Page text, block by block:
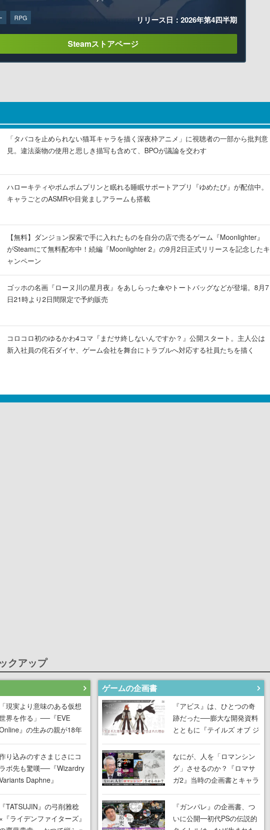
RPG リリース日：2026年第4四半期
Steamストアページ
「タバコを止められない猫耳キャラを描く深夜枠アニメ」に視聴者の一部から批判意
見。違法薬物の使用と思しき描写も含めて、BPOが議論を交わす
ハローキティやポムポムプリンと眠れる睡眠サポートアプリ『ゆめたび』が配信中。
キャラごとのASMRや目覚ましアラームも搭載
【無料】ダンジョン探索で手に入れたものを自分の店で売るゲーム『Moonlighter』
がSteamにて無料配布中！続編『Moonlighter 2』の9月2日正式リリースを記念したキ
ャンペーン
ゴッホの名画『ローヌ川の星月夜』をあしらった傘やトートバッグなどが登場。8月7
日21時より2日間限定で予約販売
コロコロ初のゆるかわ4コマ『まだサ終しないんですか？』公開スタート。主人公は
新入社員の侘石ダイヤ、ゲーム会社を舞台にトラブルへ対応する社員たちを描く
クアップ
「現実より意味のある仮想
界を作る」──『EVE
』の生みの親が18年
げ続ける”クレイジーな宣
言”は、比喩ではなく本気だ
った
り込みのすさまじさにコ
ラボ先も驚嘆──『Wizardry
Daphne』
『FFXI』コラボが期間限
定なのにジョブもキャラも
武器も戦闘システムもワン
オフで作り込まれた理由を
『TATSUJIN』の弓削雅稔
×『ライデンファイターズ』
ゲームの企画書
『アビス』は、ひとつの奇
跡だった──膨大な開発資料
とともに『テイルズ オブ ジ
アビス』開発陣に聞く、
「生まれた意味を知る
RPG」が生まれた理由【ゲ
ームの企画書】
なにが、人を「ロマンシン
グ」させるのか？『ロマサ
ガ2』当時の企画書とキャラ
設定画から迫る、河津秋敏
がRPGに生み出した「ロマ
ン」の正体とは【ゲームの
企画書】
『ガンパレ』の企画書、つ
いに公開━初代PSの伝説的